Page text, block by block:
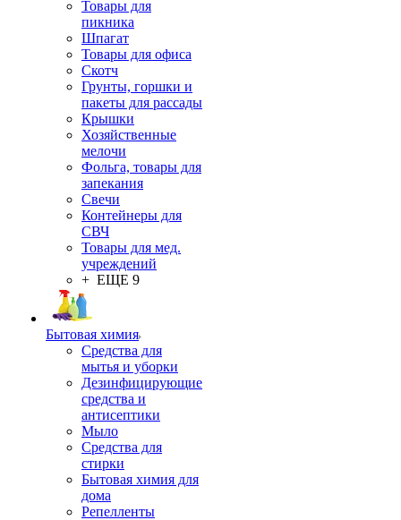
Товары для
пикника
Шпагат
Товары для офиса
Скотч
Грунты, горшки и
пакеты для рассады
Крышки
Хозяйственные
мелочи
Фольга, товары для
запекания
Свечи
Контейнеры для
СВЧ
Товары для мед.
учреждений
+ ЕЩЕ 9
Бытовая химия
Средства для
мытья и уборки
Дезинфицирующие
средства и
антисептики
Мыло
Средства для
стирки
Бытовая химия для
дома
Репелленты